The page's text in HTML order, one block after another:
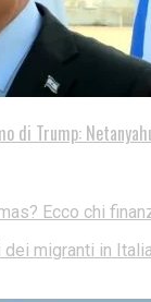
di Trump:
Ecco chi
migranti in